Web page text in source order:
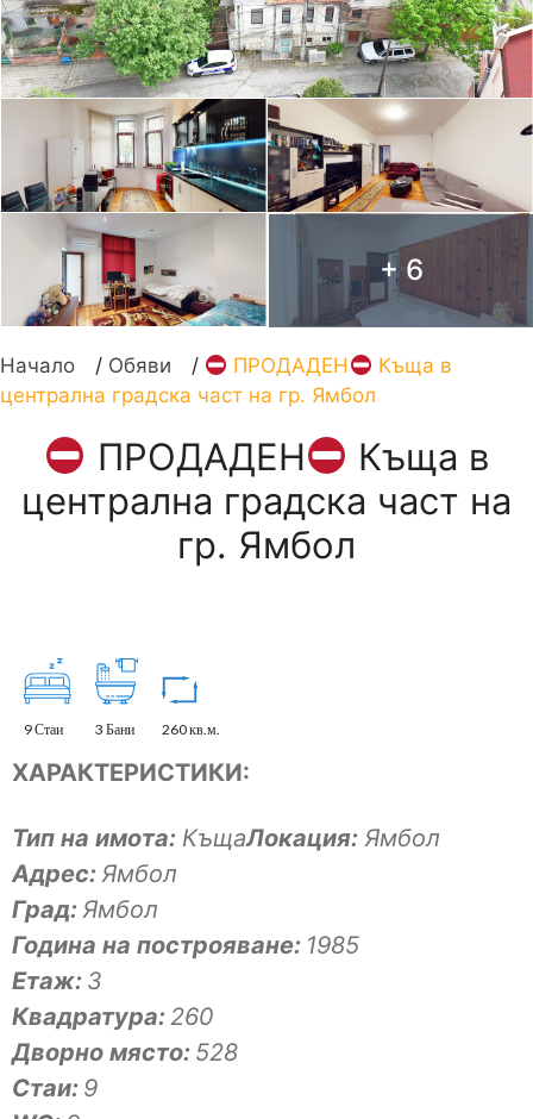
+ 6
Начало / Обяви / ПРОДАДЕН
Къща в
централна градска част на гр. Ямбол
ПРОДАДЕН
Къща в
централна градска част на
гр. Ямбол
9 Стаи 3 Бани 260 кв.м.
ХАРАКТЕРИСТИКИ:
Тип на имота: КъщаЛокация: Ямбол
Адрес:Ямбол
Град:Ямбол
Година на построяване: 1985
Eтаж: 3
Квадратура:260
Дворно място: 528
Стаи: 9